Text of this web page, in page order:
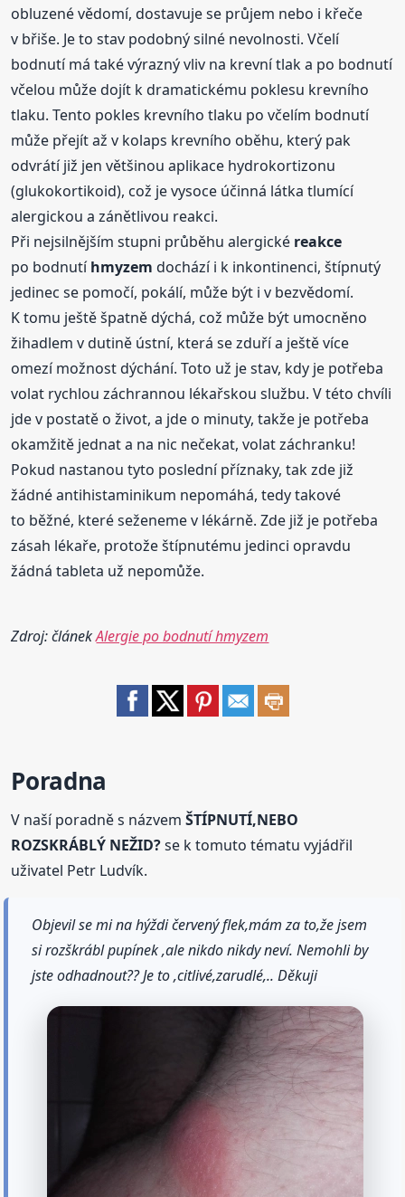
obluzené vědomí, dostavuje se průjem nebo i křeče
v břiše. Je to stav podobný silné nevolnosti. Včelí
bodnutí má také výrazný vliv na krevní tlak a po bodnutí
včelou může dojít k dramatickému poklesu krevního
tlaku. Tento pokles krevního tlaku po včelím bodnutí
může přejít až v kolaps krevního oběhu, který pak
odvrátí již jen většinou aplikace hydrokortizonu
(glukokortikoid), což je vysoce účinná látka tlumící
alergickou a zánětlivou reakci.
Při nejsilnějším stupni průběhu alergické reakce
po bodnutíhmyzem dochází i k inkontinenci, štípnutý
jedinec se pomočí, pokálí, může být i v bezvědomí.
K tomu ještě špatně dýchá, což může být umocněno
žihadlem v dutině ústní, která se zduří a ještě více
omezí možnost dýchání. Toto už je stav, kdy je potřeba
volat rychlou záchrannou lékařskou službu. V této chvíli
jde v postatě o život, a jde o minuty, takže je potřeba
okamžitě jednat a na nic nečekat, volat záchranku!
Pokud nastanou tyto poslední příznaky, tak zde již
žádné antihistaminikum nepomáhá, tedy takové
to běžné, které seženeme v lékárně. Zde již je potřeba
zásah lékaře, protože štípnutému jedinci opravdu
žádná tableta už nepomůže.
Zdroj: článekAlergie po bodnutí hmyzem
Poradna
V naší poradně s názvemŠTÍPNUTÍ,NEBO
ROZSKRÁBLÝ NEŽID?se k tomuto tématu vyjádřil
uživatel Petr Ludvík.
Objevil se mi na hýždi červený flek,mám za to,že jsem
si rozškrábl pupínek ,ale nikdo nikdy neví. Nemohli by
jste odhadnout?? Je to ,citlivé,zarudlé,.. Děkuji